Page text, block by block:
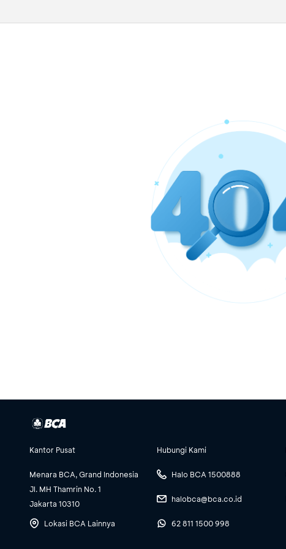
Kantor Pusat
Menara BCA, Grand Indonesia
Jl. MH Thamrin No. 1
Jakarta 10310
Lokasi BCA Lainnya
Hubungi Kami
Halo BCA 1500888
halobca@bca.co.id
62 811 1500 998